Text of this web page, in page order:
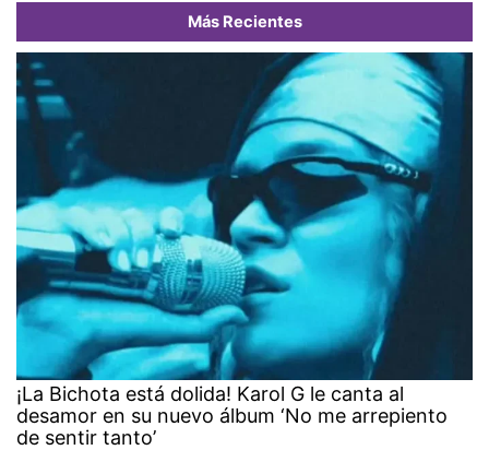
Más Recientes
¡La Bichota está dolida! Karol G le canta al
desamor en su nuevo álbum ‘No me arrepiento
de sentir tanto’